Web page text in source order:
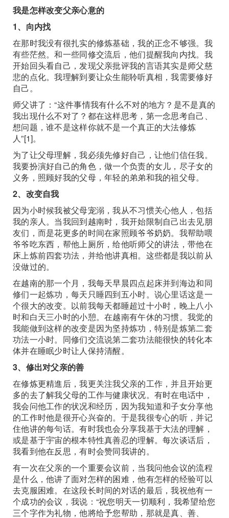
我是怎样改变父亲心意的
1、向内找
在那时我没有很扎实的修炼基础，我的正念不够强。我
有些茫然。和一些同修交流后，他们提醒我向内找。我
开始回头看自己，发现父亲批评我的言语其实是师父慈
悲的点化。我理解到要让众生能聆听真相，我需要修好
自己。
师父讲了：“这件事情我有什么不对的地方？是不是真的
我出现什么不对了？都在这样思考，第一念思考自己、
想问题，谁不是这样你就不是一个真正的大法修炼
人”[1]。
为了让父母理解，我必须先修好自己，让他们信任我。
我要扮演好自己的角色，做一个负责的女儿，尽子女的
义务，照顾好我的父母，年轻的弟弟和我的祖父母。
2、改变自我
因为小时候我被父母宠溺，我从不习惯关心他人，包括
我的亲人。当我回到越南时，我开始限制自己出去见朋
友们，而是花更多的时间在家照顾爷爷奶奶。我帮助喂
爷爷吃东西，帮他上厕所，给他听师父的讲法，带他在
床上炼前四套功法，并给他讲真相。这些都是我以前从
没做过的。
在越南的那一个月，我每天早晨四点起床并到海边和同
修们一起炼功，每天只睡四到五小时。说心里话这是一
个很大的改变。以前我每天都睡超过十小时，晚上八小
时和白天三小时的小憩。在越南有午休的习惯。我觉的
我能做到这样的改变是因为坚持炼功，特别是炼第二套
功法一小时。同修们交流说第二套功法能很快的转化本
体并在睡眠少时让人保持清醒。
3、修出对父亲的善
在修炼更精進后，我更关注我父亲的工作，并且开始更
多的去了解我父母的工作与健康状况。有时在电话中，
我会问他工作的状况和经历，因为我知道和子女分享他
的工作时他是很开心兴奋的。于是我很专心的听，并记
住他讲的每句话。有时我也会分享我基于大法的理解，
或是基于宇宙的根本特性真善忍的理解。每次谈话后，
我看到他在反思，有时会赞同我讲的。
有一次在父亲的一个重要会议前，当我问他会议的流程
是什么，他讲了面对怎样的困难，他有怎样的经验可以
去克服困难。在这段长时间的对话的最后，我祝他有一
个成功的会议，我说：“祝您明天一切顺利，我希望给您
三个字作为礼物，他將给予您帮助，那就是真、善、